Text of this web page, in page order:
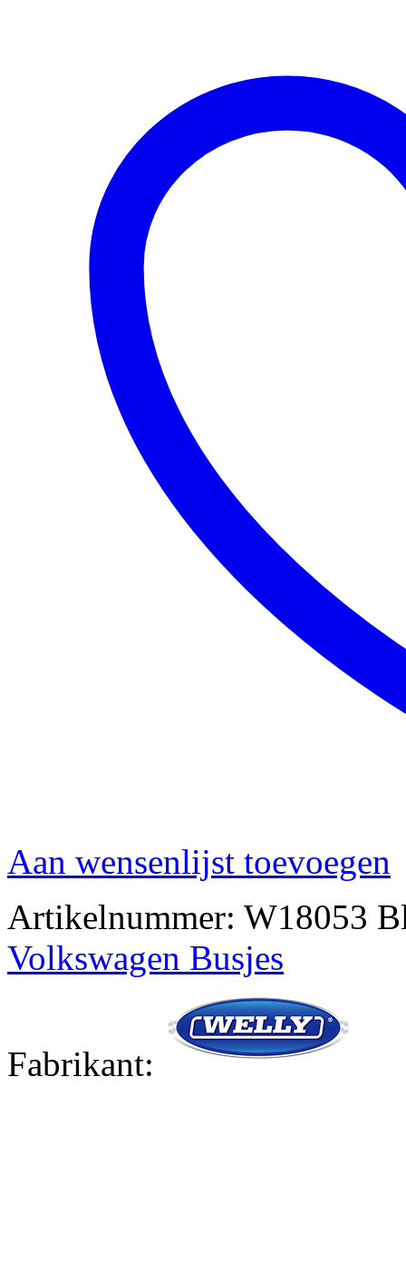
Aan wensenlijst toevoegen
Artikelnummer: W18053
Volkswagen Busjes
Fabrikant: